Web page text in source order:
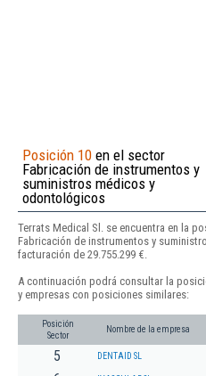
Posición 10 en el sector
Fabricación de instrumentos y
suministros médicos y
odontológicos
Terrats Medical Sl. se encuentra en la
Fabricación de instrumentos y
facturación de 29.755.299 €.
A continuación podrá consultar la
y empresas con posiciones similares:
Posición
Sector
Nombre de la empresa
5 DENTAID SL